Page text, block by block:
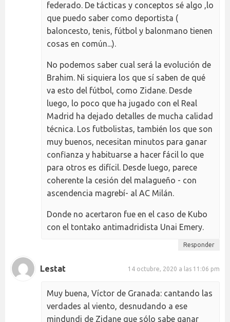
federado. De tácticas y conceptos sé algo ,lo
que puedo saber como deportista (
baloncesto, tenis, fútbol y balonmano tienen
cosas en común...).
No podemos saber cual será la evolución de
Brahim. Ni siquiera los que sí saben de qué
va esto del fútbol, como Zidane. Desde
luego, lo poco que ha jugado con el Real
Madrid ha dejado detalles de mucha calidad
técnica. Los futbolistas, también los que son
muy buenos, necesitan minutos para ganar
confianza y habituarse a hacer fácil lo que
para otros es difícil. Desde luego, parece
coherente la cesión del malagueño - con
ascendencia magrebí- al AC Milán.
Donde no acertaron fue en el caso de Kubo
con el tontako antimadridista Unai Emery.
Responder
Lestat 14 octubre, 2020 a las 11:06 pm
Muy buena, Víctor de Granada: cantando las
verdades al viento, desnudando a ese
mindundi de Zidane que sólo sabe ganar